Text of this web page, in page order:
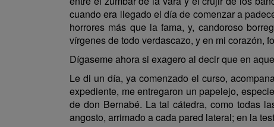
cuando era llegado el día de comenzar a
horrores más que la fama, y, candoroso
vírgenes de todo verdascazo, y en mi corazón,
Dígaseme ahora si exagero al decir que en
Le di un día, ya comenzado el curso,
expediente, me entregaron un papelejo,
de don Bernabé. La tal cátedra, como todas
angosto, arrimado a cada pared lateral; en la